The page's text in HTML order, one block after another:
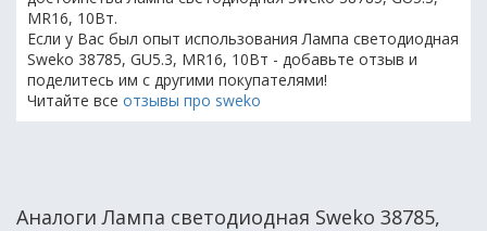
MR16, 10Вт.
Если у Вас был опыт использования Лампа светодиодная
Sweko 38785, GU5.3, MR16, 10Вт - добавьте отзыв и
поделитесь им с другими покупателями!
Читайте все отзывы про sweko
Аналоги Лампа светодиодная Sweko 38785,